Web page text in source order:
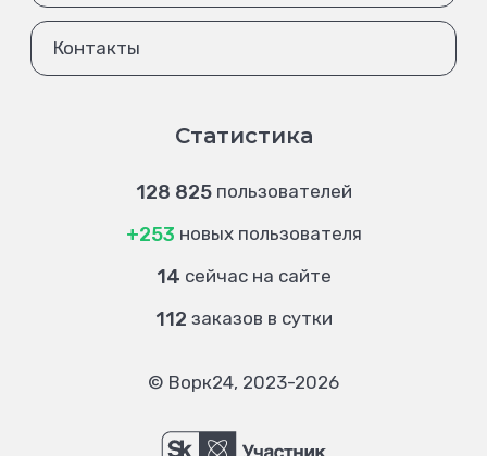
Контакты
Статистика
128 825 пользователей
+253 новых пользователя
14 сейчас на сайте
112 заказов в сутки
© Ворк24, 2023-2026